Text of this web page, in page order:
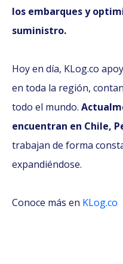
los embarques y
suministro.
Hoy en día, KLog.co
en toda la región,
todo el mundo.
encuentran en Chile,
trabajan de forma
expandiéndose.
Conoce más en KLog.co